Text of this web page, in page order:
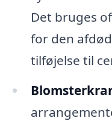
Det bruges
for den
tilføjelse til